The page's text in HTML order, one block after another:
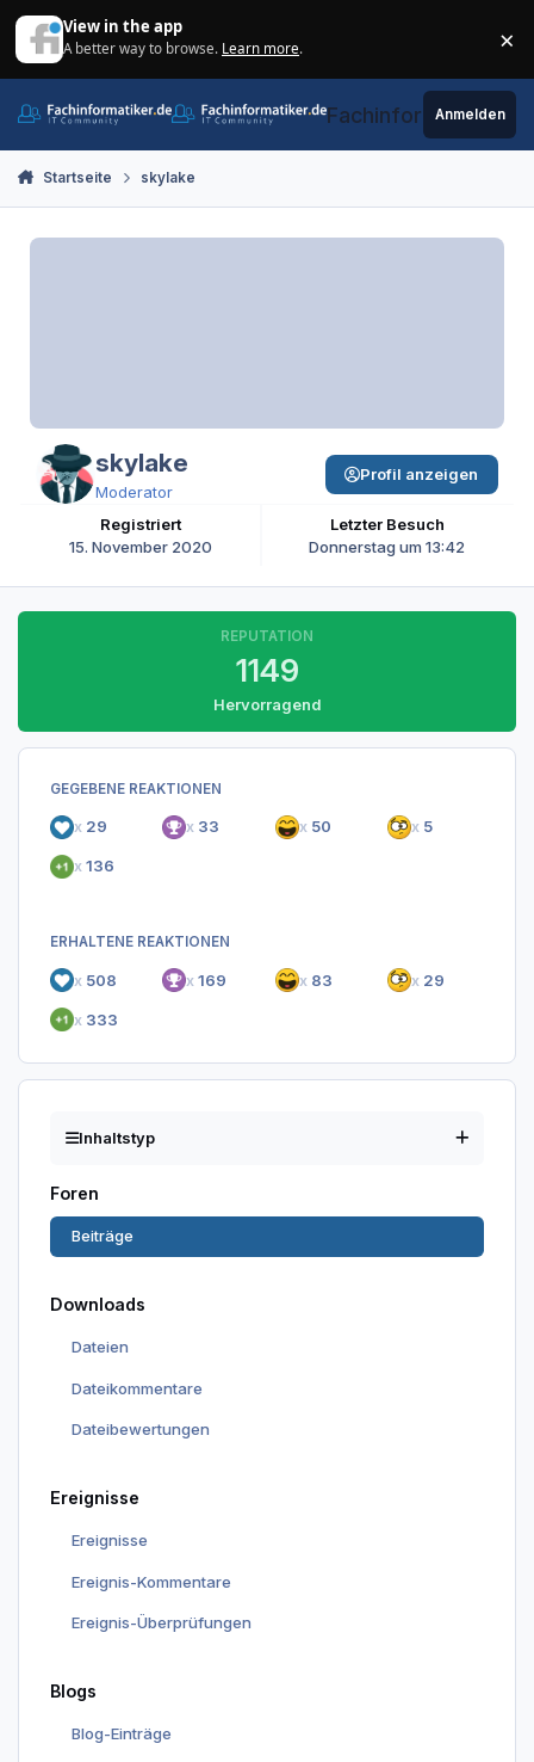
View in the app
A better way to browse. Learn more. ×
Fachinformatiker.de
Anmelden
Startseite skylake
skylake
Moderator
Registriert
15. November 2020
Letzter Besuch
Donnerstag um 13:42
Profil anzeigen
REPUTATION
1149
Hervorragend
GEGEBENE REAKTIONEN
x 29 x 33 x 50 x 5
x 136
ERHALTENE REAKTIONEN
x 508 x 169 x 83 x 29
x 333
Inhaltstyp
Foren
Beiträge
Downloads
Dateien
Dateikommentare
Dateibewertungen
Ereignisse
Ereignisse
Ereignis-Kommentare
Ereignis-Überprüfungen
Blogs
Blog-Einträge